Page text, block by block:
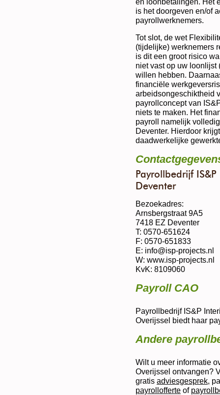
is het doorgeven en/of
payrollwerknemers.
Tot slot, de wet
(tijdelijke) werknemers
is dit een groot risico
niet vast op uw loonlijst
willen hebben.
financiële
arbeidsongeschiktheid
payrollconcept van
niets te maken. Het
payroll namelijk
Deventer. Hierdoor
daadwerkelijke
Payrollbedrijf
Deventer
Bezoekadres:
Arnsbergstraat 9A5
7418 EZ Deventer
T: 0570-651624
F: 0570-651833
E: info@isp-projects.nl
W: www.isp-projects.nl
KvK: 8109060
Payroll CAO
Payrollbedrijf IS&P
Overijssel biedt haar
Andere
Wilt u meer informatie
Overijssel ontvangen?
gratis adviesgesprek,
payrollofferte of